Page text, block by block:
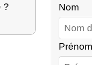
? Nom
Prénom